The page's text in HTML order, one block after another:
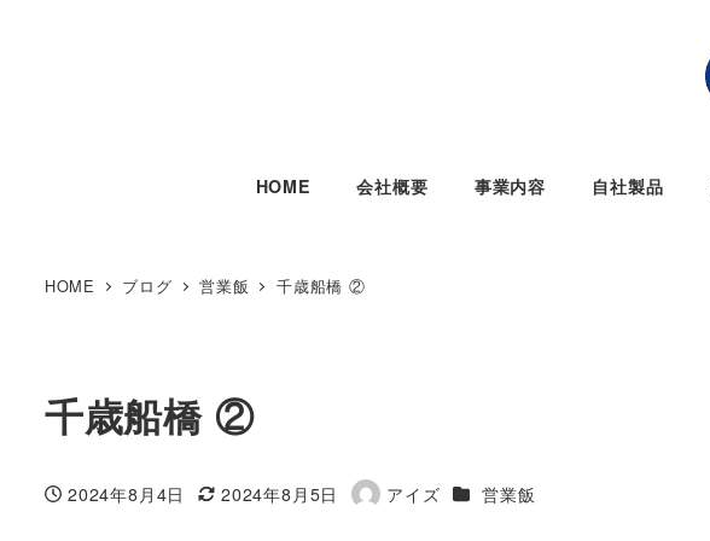
HOME 会社概要 事業内容 自社製品
HOME ブログ 営業飯 千歳船橋 ②
千歳船橋 ②
投稿日
2024年8月4日
更新日
2024年8月5日
著
アイズ カテゴリー
営業飯